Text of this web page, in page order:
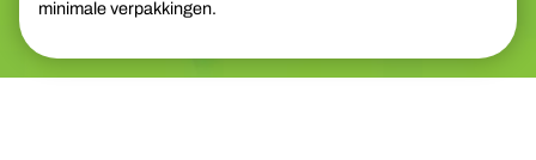
minimale verpakkingen.